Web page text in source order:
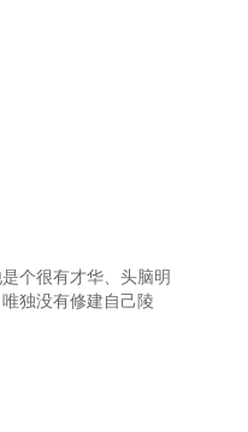
个很有才华、头脑明
独没有修建自己陵